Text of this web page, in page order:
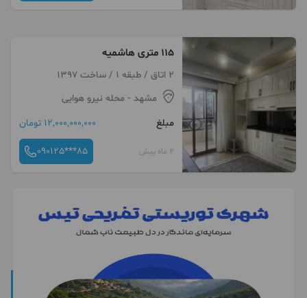
۱۱۵ متری هاشمیه
2 اتاق / طبقه 1 / ساخت 1397
مشهد - محله نیرو هوایی
مبلغ
12,000,000,000 تومان
4 ماه پیش 090125***85